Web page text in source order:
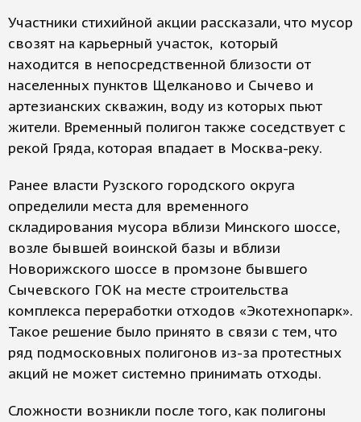
Участники стихийной акции рассказали, что мусор
свозят на карьерный участок, который
находится в непосредственной близости от
населенных пунктов Щелканово и Сычево и
артезианских скважин, воду из которых пьют
жители. Временный полигон также соседствует с
рекой Гряда, которая впадает в Москва-реку.
Ранее власти Рузского городского округа
определили места для временного
складирования мусора вблизи Минского шоссе,
возле бывшей воинской базы и вблизи
Новорижского шоссе в промзоне бывшего
Сычевского ГОК на месте строительства
комплекса переработки отходов «Экотехнопарк».
Такое решение было принято в связи с тем, что
ряд подмосковных полигонов из-за протестных
акций не может системно принимать отходы.
Сложности возникли после того, как полигоны